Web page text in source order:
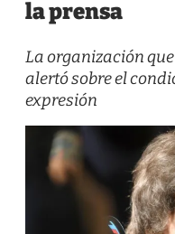
la prensa
La organización
alertó sobre el
expresión